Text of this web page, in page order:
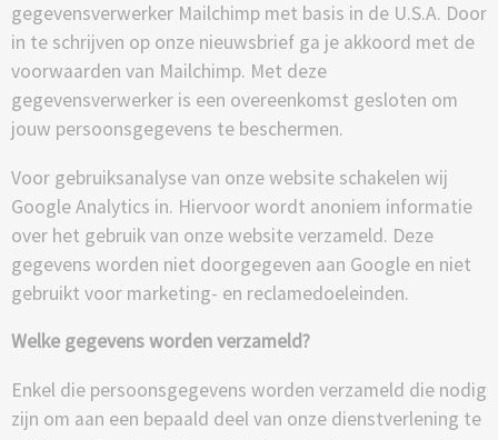
gegevensverwerker Mailchimp met basis in de U.S.A. Door
in te schrijven op onze nieuwsbrief ga je akkoord met de
voorwaarden van Mailchimp. Met deze
gegevensverwerker is een overeenkomst gesloten om
jouw persoonsgegevens te beschermen.
Voor gebruiksanalyse van onze website schakelen wij
Google Analytics in. Hiervoor wordt anoniem informatie
over het gebruik van onze website verzameld. Deze
gegevens worden niet doorgegeven aan Google en niet
gebruikt voor marketing- en reclamedoeleinden.
Welke gegevens worden verzameld?
Enkel die persoonsgegevens worden verzameld die nodig
zijn om aan een bepaald deel van onze dienstverlening te